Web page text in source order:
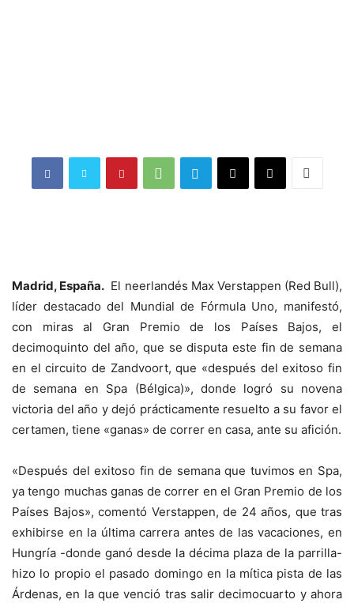
Madrid, España. El neerlandés Max Verstappen (Red Bull),
líder destacado del Mundial de Fórmula Uno, manifestó,
con miras al Gran Premio de los Países Bajos, el
decimoquinto del año, que se disputa este fin de semana
en el circuito de Zandvoort, que «después del exitoso fin
de semana en Spa (Bélgica)», donde logró su novena
victoria del año y dejó prácticamente resuelto a su favor el
certamen, tiene «ganas» de correr en casa, ante su afición.
«Después del exitoso fin de semana que tuvimos en Spa,
ya tengo muchas ganas de correr en el Gran Premio de los
Países Bajos», comentó Verstappen, de 24 años, que tras
exhibirse en la última carrera antes de las vacaciones, en
Hungría -donde ganó desde la décima plaza de la parrilla-
hizo lo propio el pasado domingo en la mítica pista de las
Árdenas, en la que venció tras salir decimocuarto y ahora